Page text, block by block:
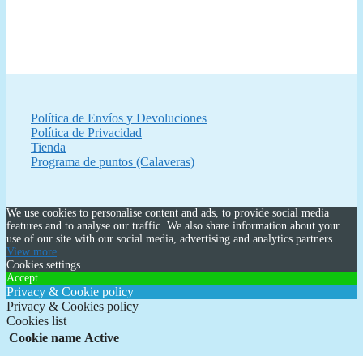
Política de Envíos y Devoluciones
Política de Privacidad
Tienda
Programa de puntos (Calaveras)
We use cookies to personalise content and ads, to provide social media
features and to analyse our traffic. We also share information about your
use of our site with our social media, advertising and analytics partners.
View more
Cookies settings
Accept
Privacy & Cookie policy
Privacy & Cookies policy
Cookies list
Cookie name Active